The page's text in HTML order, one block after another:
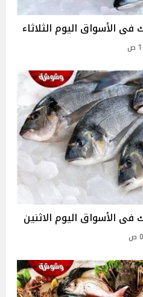
الأسواق اليوم الثلاثاء
الأسواق اليوم الاثنين